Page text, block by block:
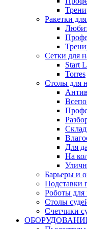
Ракетки
Сетки для
Start
Torres
Столы для
Для
На
Барьеры и
Подставки
Роботы для
Столы
Счетчики